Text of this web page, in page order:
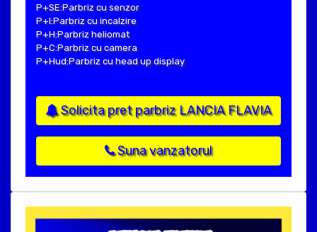
P+SE:Parbriz cu senzor
P+I:Parbriz cu incalzire
P+H:Parbriz heliomat
P+C:Parbriz cu camera
P+Hud:Parbriz cu head up display
Solicita pret parbriz LANCIA FLAVIA
Suna vanzatorul